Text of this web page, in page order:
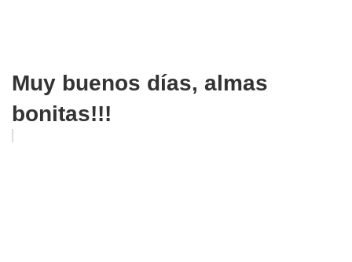
Muy buenos días, almas
bonitas!!!